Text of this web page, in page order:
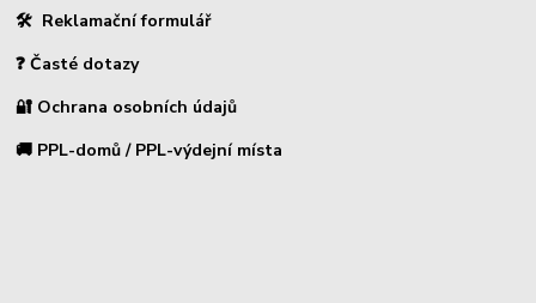
🛠 Reklamační formulář
❓ Časté dotazy
🔐 Ochrana osobních údajů
🚚 PPL-domů / PPL-výdejní místa